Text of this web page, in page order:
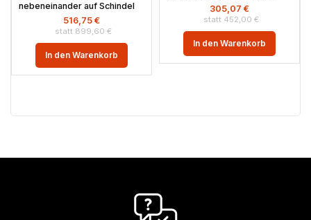
nebeneinander auf Schindel
899,60 €
516,75 €
In den Warenkorb
452,00 €
305,07 €
In den Warenkorb